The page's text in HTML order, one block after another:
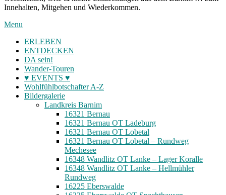
Innehalten, Mitgehen und Wiederkommen.
Menu
ERLEBEN
ENTDECKEN
DA sein!
Wander-Touren
♥ EVENTS ♥
Wohlfühlbotschafter A-Z
Bildergalerie
Landkreis Barnim
16321 Bernau
16321 Bernau OT Ladeburg
16321 Bernau OT Lobetal
16321 Bernau OT Lobetal – Rundweg
Mechesee
16348 Wandlitz OT Lanke – Lager Koralle
16348 Wandlitz OT Lanke – Hellmühler
Rundweg
16225 Eberswalde